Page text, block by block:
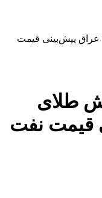
عراق پیش‌بینی قیمت
طلای
قیمت نفت